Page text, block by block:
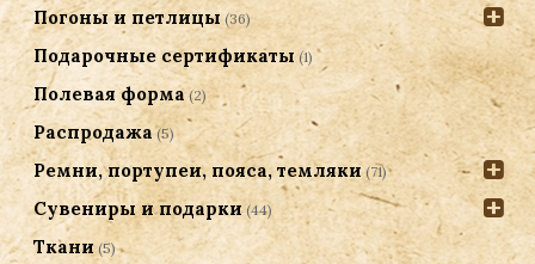
Погоны и петлицы (36)
Подарочные сертификаты (1)
Полевая форма (2)
Распродажа (5)
Ремни, портупеи, пояса, темляки (71)
Сувениры и подарки (44)
Ткани (5)